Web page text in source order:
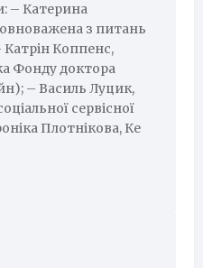
– Катерина
з питань
⁠Катрін Коппенс,
Фонду доктора
– Василь Луцик,
сервісної
Плотнікова, Ке